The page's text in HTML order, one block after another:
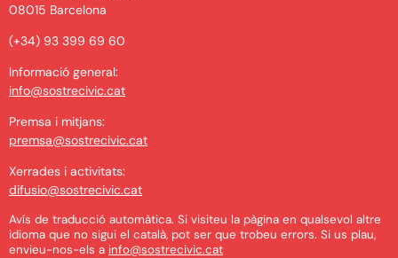
08015 Barcelona
(+34) 93 399 69 60
Informació general:
info@sostrecivic.cat
Premsa i mitjans:
premsa@sostrecivic.cat
Xerrades i activitats:
difusio@sostrecivic.cat
Avís de traducció automàtica. Si visiteu la pàgina en qualsevol altre
idioma que no sigui el català, pot ser que trobeu errors. Si us plau,
envieu-nos-els a info@sostrecivic.cat